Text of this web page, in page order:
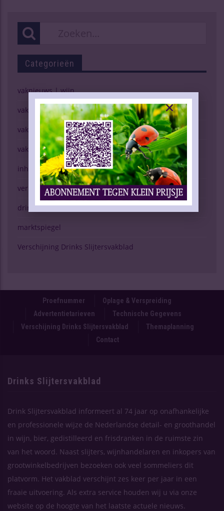
Categorieën
vaknieuws | wijn
vaknieuws | gedistilleerd
vaknieuws | bier
vaknieuws | overig
inhoud vakblad
verkopen (g)een kunst
drinken & gezondheid
marktspiegel
Verschijning Drinks Slijtersvakblad
Proefnummer
Oplage & Verspreiding
Advertentietarieven
Technische Gegevens
Verschijning Drinks Slijtersvakblad
Themaplanning
Contact
Drinks Slijtersvakblad
Drink Slijtersvakblad informeert al 74 jaar op onafhankelijke
en professionele wijze de Nederlandse detail- en groothandel
in wijn, bier, gedistilleerd en frisdranken in de ruimste zin
van het woord. Naast slijters, wijnhandelaren en inkopers van
grootwinkelbedrijven bezoeken ook veel sommeliers dit
platvorm. Het vakblad verschijnt zes keer per jaar in een
fraaie uitvoering. Als extra service houden wij u via onze
website op de hoogte van het laatste actuele nieuws.